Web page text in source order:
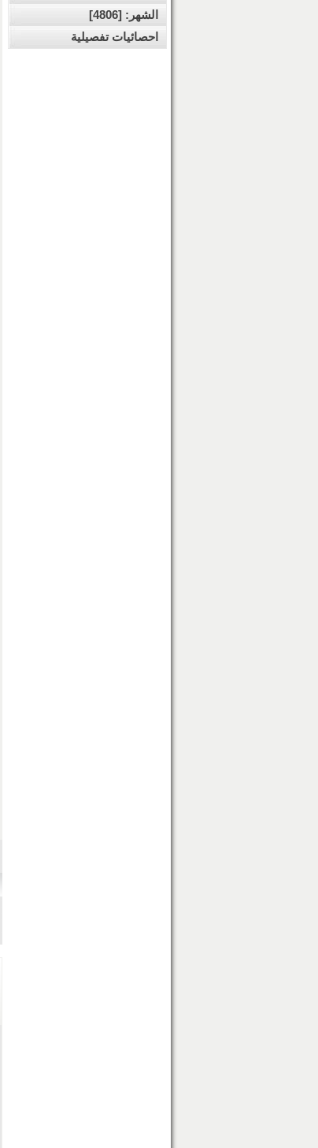
الشهر: [4806]
احصائيات تفصيلية